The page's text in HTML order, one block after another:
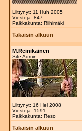
Liittynyt: 11 Huh 2005
Viestejä: 847
Paikkakunta: Riihimäki
Takaisin alkuun
M.Reinikainen
Site Admin
Liittynyt: 16 Hel 2008
Viestejä: 1591
Paikkakunta: Reso
Takaisin alkuun